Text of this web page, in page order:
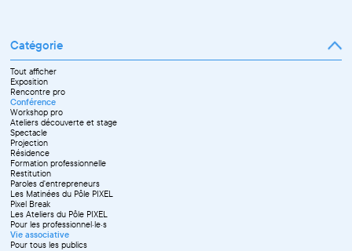
Catégorie
Tout afficher
Exposition
Rencontre pro
Conférence
Workshop pro
Ateliers découverte et stage
Spectacle
Projection
Résidence
Formation professionnelle
Restitution
Paroles d'entrepreneurs
Les Matinées du Pôle PIXEL
Pixel Break
Les Ateliers du Pôle PIXEL
Pour les professionnel·le·s
Vie associative
Pour tous les publics